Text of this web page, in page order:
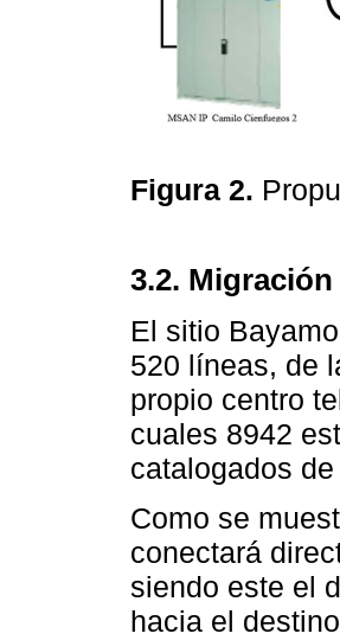
Figura 2.
3.2.
El sitio
520 líneas, de
propio centro
cuales 8942
catalogados
Como se
conectará
siendo este el
hacia el